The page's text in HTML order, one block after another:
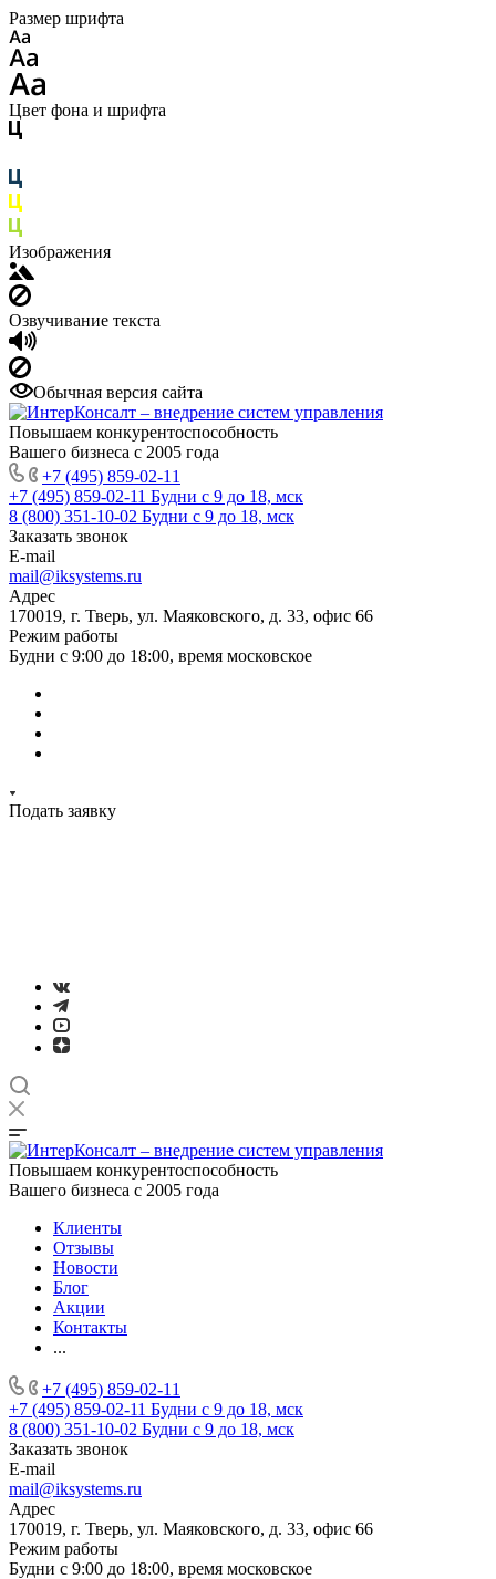
Размер шрифта
Цвет фона и шрифта
Изображения
Озвучивание текста
Обычная версия сайта
Повышаем конкурентоспособность
Вашего бизнеса с 2005 года
+7 (495) 859-02-11
+7 (495) 859-02-11 Будни с 9 до 18, мск
8 (800) 351-10-02 Будни с 9 до 18, мск
Заказать звонок
E-mail
mail@iksystems.ru
Адрес
170019, г. Тверь, ул. Маяковского, д. 33, офис 66
Режим работы
Будни с 9:00 до 18:00, время московское
Подать заявку
Повышаем конкурентоспособность
Вашего бизнеса с 2005 года
Клиенты
Отзывы
Новости
Блог
Акции
Контакты
...
+7 (495) 859-02-11
+7 (495) 859-02-11 Будни с 9 до 18, мск
8 (800) 351-10-02 Будни с 9 до 18, мск
Заказать звонок
E-mail
mail@iksystems.ru
Адрес
170019, г. Тверь, ул. Маяковского, д. 33, офис 66
Режим работы
Будни с 9:00 до 18:00, время московское